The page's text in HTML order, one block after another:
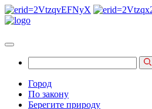
Город
По закону
Берегите природу